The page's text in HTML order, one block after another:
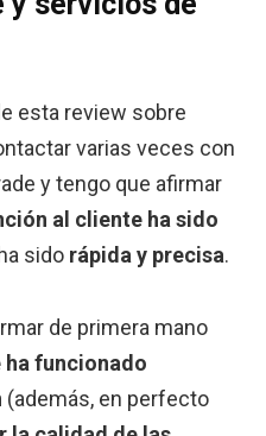
esta review sobre
varias veces con
y tengo que afirmar
al cliente ha sido
sido rápida y precisa.
de primera mano
funcionado
(además, en perfecto